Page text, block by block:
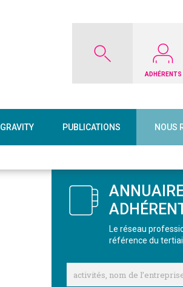
ADHÉRENTS
GRAVITY PUBLICATIONS NOUS
Le réseau
référence du